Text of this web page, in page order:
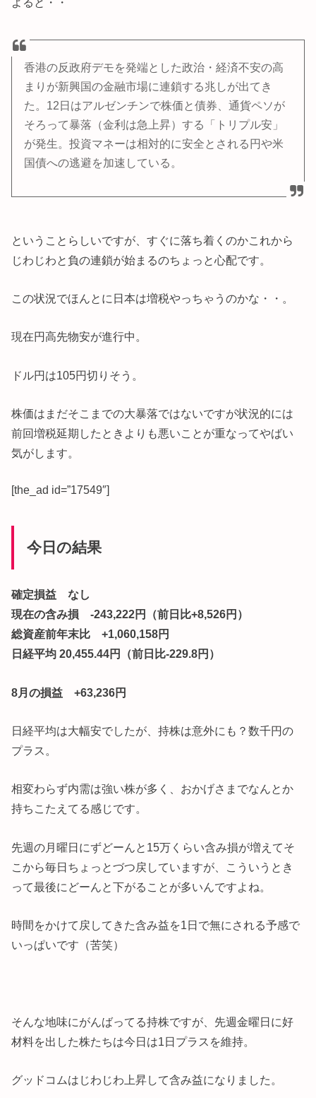
香港の反政府デモを発端とした政治・経済不安の高
まりが新興国の金融市場に連鎖する兆しが出てき
た。12日はアルゼンチンで株価と債券、通貨ペソが
そろって暴落（金利は急上昇）する「トリプル安」
が発生。投資マネーは相対的に安全とされる円や米
国債への逃避を加速している。
ということらしいですが、すぐに落ち着くのかこれから
じわじわと負の連鎖が始まるのちょっと心配です。
この状況でほんとに日本は増税やっちゃうのかな・・。
現在円高先物安が進行中。
ドル円は105円切りそう。
株価はまだそこまでの大暴落ではないですが状況的には
前回増税延期したときよりも悪いことが重なってやばい
気がします。
[the_ad id=”17549″]
今日の結果
確定損益 なし
現在の含み損 -243,222円（前日比+8,526円）
総資産前年末比 +1,060,158円
日経平均 20,455.44円（前日比-229.8円）
8月の損益 +63,236円
日経平均は大幅安でしたが、持株は意外にも？数千円の
プラス。
相変わらず内需は強い株が多く、おかげさまでなんとか
持ちこたえてる感じです。
先週の月曜日にずどーんと15万くらい含み損が増えてそ
こから毎日ちょっとづつ戻していますが、こういうとき
って最後にどーんと下がることが多いんですよね。
時間をかけて戻してきた含み益を1日で無にされる予感で
いっぱいです（苦笑）
そんな地味にがんばってる持株ですが、先週金曜日に好
材料を出した株たちは今日は1日プラスを維持。
グッドコムはじわじわ上昇して含み益になりました。